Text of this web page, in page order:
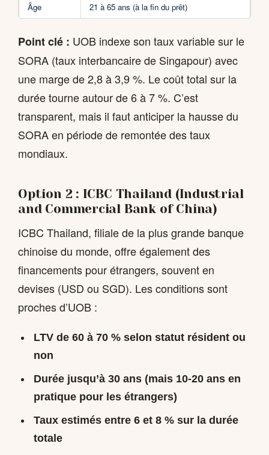
Âge
21 à 65 ans (à la fin du prêt)
Point clé : UOB indexe son taux variable sur le
SORA (taux interbancaire de Singapour) avec
une marge de 2,8 à 3,9 %. Le coût total sur la
durée tourne autour de 6 à 7 %. C’est
transparent, mais il faut anticiper la hausse du
SORA en période de remontée des taux
mondiaux.
Option 2 : ICBC Thailand (Industrial
and Commercial Bank of China)
ICBC Thailand, filiale de la plus grande banque
chinoise du monde, offre également des
financements pour étrangers, souvent en
devises (USD ou SGD). Les conditions sont
proches d’UOB :
LTV de 60 à 70 % selon statut résident ou
non
Durée jusqu’à 30 ans (mais 10-20 ans en
pratique pour les étrangers)
Taux estimés entre 6 et 8 % sur la durée
totale